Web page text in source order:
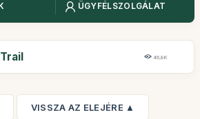
ÜGYFÉLSZOLGÁLAT
46,8K
VISSZA AZ ELEJÉRE ▲